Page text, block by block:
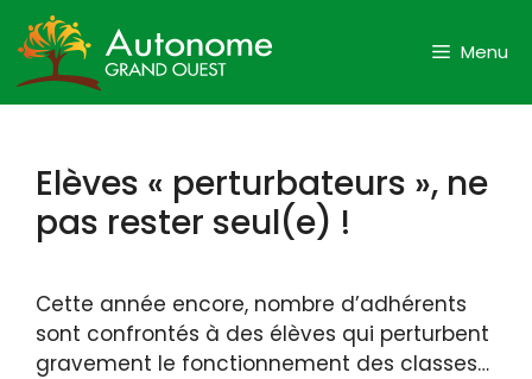
au
contenu
Menu
Elèves « perturbateurs », ne
pas rester seul(e) !
Cette année encore, nombre d’adhérents
sont confrontés à des élèves qui perturbent
gravement le fonctionnement des classes…